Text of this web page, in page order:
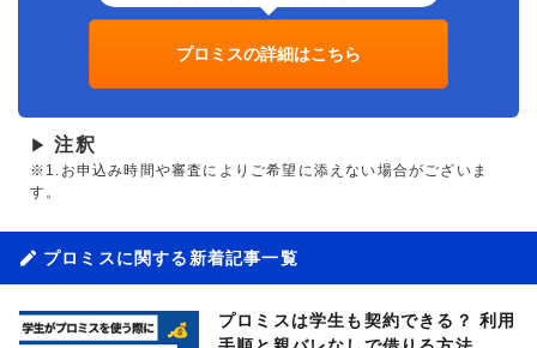
プロミスの詳細はこちら
▶ 注釈
※1.お申込み時間や審査によりご希望に添えない場合がございま
す。
プロミスに関する新着記事一覧
プロミスは学生も契約できる？ 利用